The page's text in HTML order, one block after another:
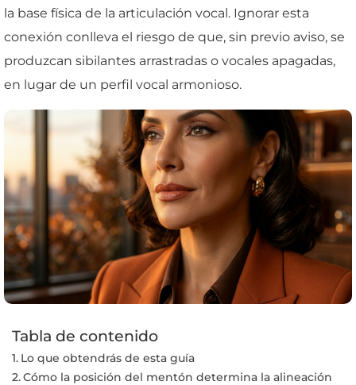
la base física de la articulación vocal. Ignorar esta
conexión conlleva el riesgo de que, sin previo aviso, se
produzcan sibilantes arrastradas o vocales apagadas,
en lugar de un perfil vocal armonioso.
Tabla de contenido
Lo que obtendrás de esta guía
Cómo la posición del mentón determina la alineación